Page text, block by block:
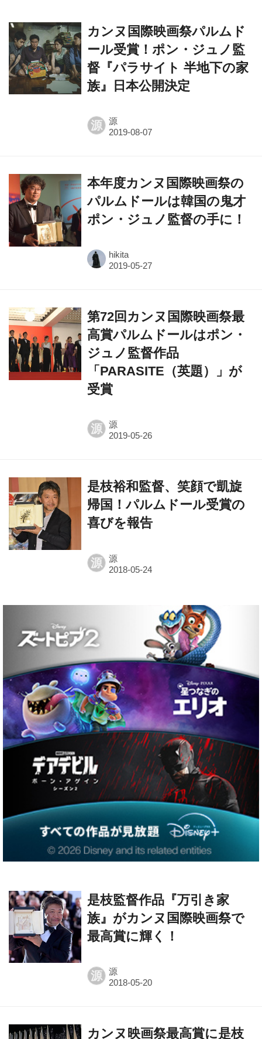
カンヌ国際映画祭パルムド
ール受賞！ポン・ジュノ監
督『パラサイト 半地下の家
族』日本公開決定
源 源
本年度カンヌ国際映画祭の
パルムドールは韓国の鬼才
ポン・ジュノ監督の手に！
hikita
第72回カンヌ国際映画祭最
高賞パルムドールはポン・
ジュノ監督作品
「PARASITE（英題）」が
受賞
源 源
是枝裕和監督、笑顔で凱旋
帰国！パルムドール受賞の
喜びを報告
源 源
是枝監督作品『万引き家
族』がカンヌ国際映画祭で
最高賞に輝く！
源 源
カンヌ映画祭最高賞に是枝